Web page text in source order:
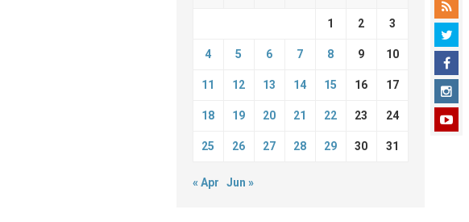
1 2 3
4 5 6 7 8 9 10
11 12 13 14 15 16 17
18 19 20 21 22 23 24
25 26 27 28 29 30 31
« Apr Jun »